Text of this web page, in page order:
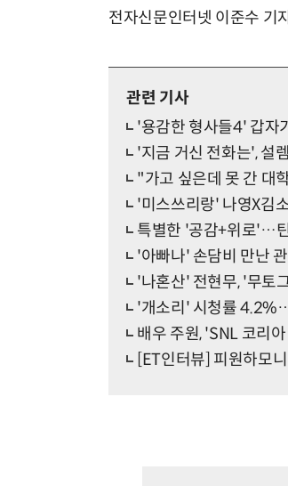
전자신문인터넷 이준수
관련 기사
'용감한 형사들4' 갑자
'지금 거신 전화는', 설
"가고 싶은데 못 간 대
'미스쓰리랑' 나영X김
특별한 '공감+위로'…
'아빠나' 손담비 만난
'나혼산' 전현무, '무토
'개소리' 시청률
배우 주원, 'SNL 코리
[ET인터뷰] 피원하모